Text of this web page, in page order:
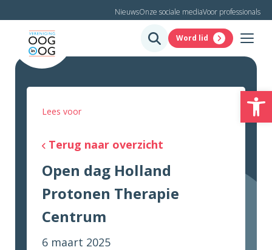
NieuwsOnze sociale mediaVoor professionals
Word lid
Lees voor
Terug naar overzicht
Open dag Holland
Protonen Therapie
Centrum
6 maart 2025